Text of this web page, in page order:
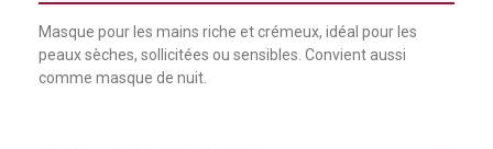
Masque pour les mains riche et crémeux, idéal pour les
peaux sèches, sollicitées ou sensibles. Convient aussi
comme masque de nuit.